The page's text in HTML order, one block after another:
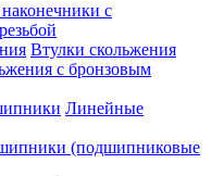
с
Втулки скольжения
с бронзовым
Линейные